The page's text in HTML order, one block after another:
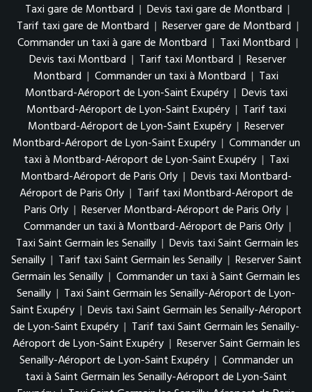
Taxi gare de Montbard | Devis taxi gare de Montbard |
Tarif taxi gare de Montbard | Reserver gare de Montbard |
Commander un taxi à gare de Montbard | Taxi Montbard |
Devis taxi Montbard | Tarif taxi Montbard | Reserver
Montbard | Commander un taxi à Montbard | Taxi
Montbard-Aéroport de Lyon-Saint Exupéry | Devis taxi
Montbard-Aéroport de Lyon-Saint Exupéry | Tarif taxi
Montbard-Aéroport de Lyon-Saint Exupéry | Reserver
Montbard-Aéroport de Lyon-Saint Exupéry | Commander un
taxi à Montbard-Aéroport de Lyon-Saint Exupéry | Taxi
Montbard-Aéroport de Paris Orly | Devis taxi Montbard-
Aéroport de Paris Orly | Tarif taxi Montbard-Aéroport de
Paris Orly | Reserver Montbard-Aéroport de Paris Orly |
Commander un taxi à Montbard-Aéroport de Paris Orly |
Taxi Saint Germain les Senailly | Devis taxi Saint Germain les
Senailly | Tarif taxi Saint Germain les Senailly | Reserver Saint
Germain les Senailly | Commander un taxi à Saint Germain les
Senailly | Taxi Saint Germain les Senailly-Aéroport de Lyon-
Saint Exupéry | Devis taxi Saint Germain les Senailly-Aéroport
de Lyon-Saint Exupéry | Tarif taxi Saint Germain les Senailly-
Aéroport de Lyon-Saint Exupéry | Reserver Saint Germain les
Senailly-Aéroport de Lyon-Saint Exupéry | Commander un
taxi à Saint Germain les Senailly-Aéroport de Lyon-Saint